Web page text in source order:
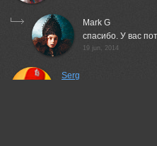
Mark G
спасибо. У вас
19 jun, 2014
Serg